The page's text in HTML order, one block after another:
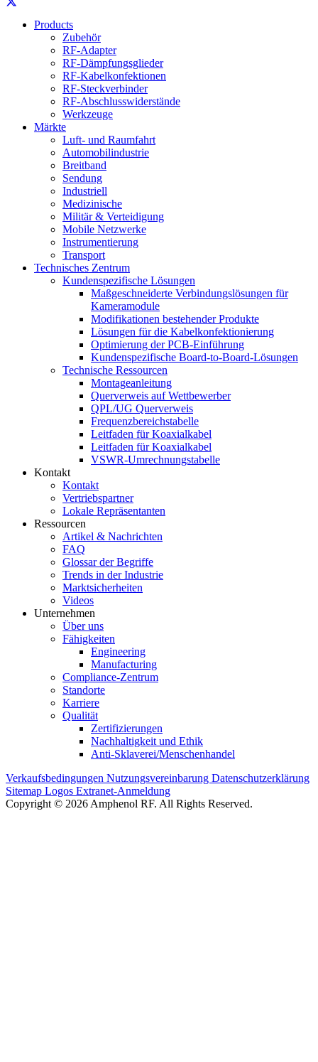
Products
Zubehör
RF-Adapter
RF-Dämpfungsglieder
RF-Kabelkonfektionen
RF-Steckverbinder
RF-Abschlusswiderstände
Werkzeuge
Märkte
Luft- und Raumfahrt
Automobilindustrie
Breitband
Sendung
Industriell
Medizinische
Militär & Verteidigung
Mobile Netzwerke
Instrumentierung
Transport
Technisches Zentrum
Kundenspezifische Lösungen
Maßgeschneiderte Verbindungslösungen für
Kameramodule
Modifikationen bestehender Produkte
Lösungen für die Kabelkonfektionierung
Optimierung der PCB-Einführung
Kundenspezifische Board-to-Board-Lösungen
Technische Ressourcen
Montageanleitung
Querverweis auf Wettbewerber
QPL/UG Querverweis
Frequenzbereichstabelle
Leitfaden für Koaxialkabel
Leitfaden für Koaxialkabel
VSWR-Umrechnungstabelle
Kontakt
Kontakt
Vertriebspartner
Lokale Repräsentanten
Ressourcen
Artikel & Nachrichten
FAQ
Glossar der Begriffe
Trends in der Industrie
Marktsicherheiten
Videos
Unternehmen
Über uns
Fähigkeiten
Engineering
Manufacturing
Compliance-Zentrum
Standorte
Karriere
Qualität
Zertifizierungen
Nachhaltigkeit und Ethik
Anti-Sklaverei/Menschenhandel
Verkaufsbedingungen Nutzungsvereinbarung Datenschutzerklärung
Sitemap Logos Extranet-Anmeldung
Copyright © 2026 Amphenol RF. All Rights Reserved.